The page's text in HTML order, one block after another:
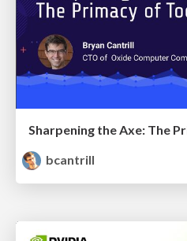
Sharpening the Axe: The
bcantrill